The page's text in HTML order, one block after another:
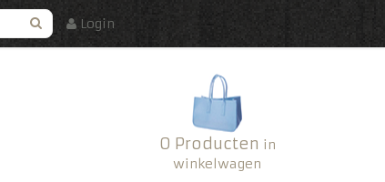
Login
0 Producten in
winkelwagen